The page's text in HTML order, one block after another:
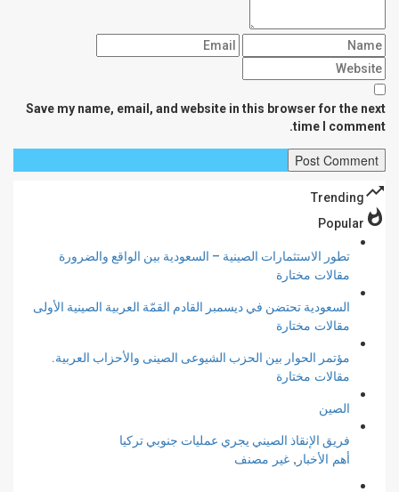
Save my name, email, and website in this browser for the next
time I comment.
trending_up
Trending
whatshot
Popular
تطور الاستثمارات الصينية – السعودية بين الواقع والضرورة
مقالات مختارة
السعودية تحتضن في ديسمبر القادم القمّة العربية الصينية الأولى
مقالات مختارة
مؤتمر الحوار بين الحزب الشيوعى الصينى والأحزاب العربية.
مقالات مختارة
الصين
فريق الإنقاذ الصيني يجري عمليات جنوبي تركيا
أهم الأخبار , غير مصنف